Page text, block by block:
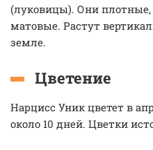
(луковицы). Они плотные,
матовые. Растут
земле.
Цветение
Нарцисс Уник цветет в
около 10 дней. Цветки